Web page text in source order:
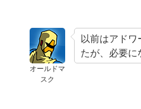
オールドマ
スク
以前はアドワ
たが、必要に